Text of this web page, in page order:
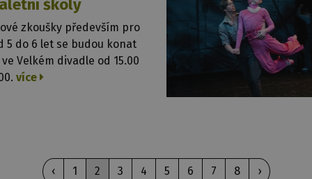
školy
zkoušky především pro
5 do 6 let se budou konat
Velkém divadle od 15.00
více
‹ 1 2 3 4 5 6 7 8 ›